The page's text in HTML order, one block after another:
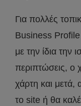
Για πολλές
Business Profile
με την ίδια την
περιπτώσεις, ο
χάρτη και μετά,
το site ή θα